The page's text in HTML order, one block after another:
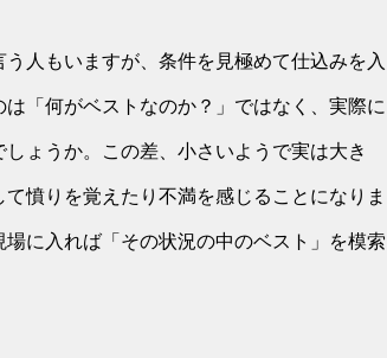
人もいますが、条件を見極めて仕込みを入
「何がベストなのか？」ではなく、実際に
ょうか。この差、小さいようで実は大き
憤りを覚えたり不満を感じることになりま
に入れば「その状況の中のベスト」を模索